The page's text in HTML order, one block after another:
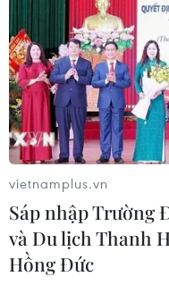
tuyên truyền về
và hiệu quả là một
truyền thông thuộc
Chương trình quốc
tiết kiệm và hiệu
(Chương trình
Nhà báo Việt Nam
nhiều năm qua.
sự tham gia của
từ Trung ương đến
vietnamplus.vn
Sáp nhập Trường
và Du lịch Thanh
Hồng Đức